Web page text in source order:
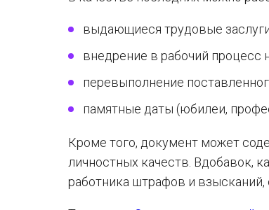
выдающиеся трудовые
внедрение в рабочий процесс
перевыполнение
памятные даты (юбилеи,
Кроме того, документ может
личностных качеств. Вдобавок,
работника штрафов и взысканий,